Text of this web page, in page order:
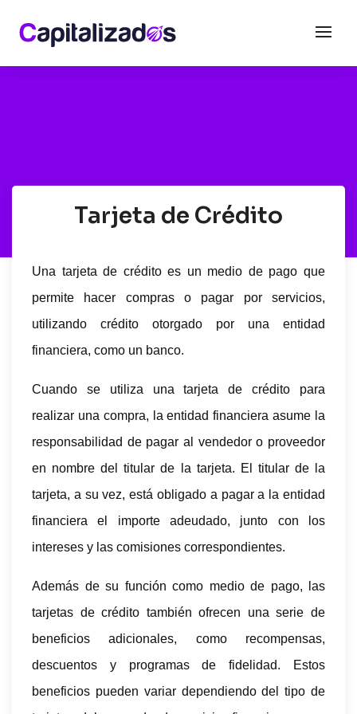
Tarjeta de Crédito
Una tarjeta de crédito es un medio de pago que
permite hacer compras o pagar por servicios,
utilizando crédito otorgado por una entidad
financiera, como un banco.
Cuando se utiliza una tarjeta de crédito para
realizar una compra, la entidad financiera asume la
responsabilidad de pagar al vendedor o proveedor
en nombre del titular de la tarjeta. El titular de la
tarjeta, a su vez, está obligado a pagar a la entidad
financiera el importe adeudado, junto con los
intereses y las comisiones correspondientes.
Además de su función como medio de pago, las
tarjetas de crédito también ofrecen una serie de
beneficios adicionales, como recompensas,
descuentos y programas de fidelidad. Estos
beneficios pueden variar dependiendo del tipo de